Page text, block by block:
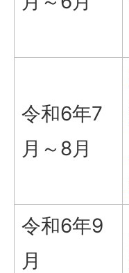
令和6年7
月～8月
令和6年9
月